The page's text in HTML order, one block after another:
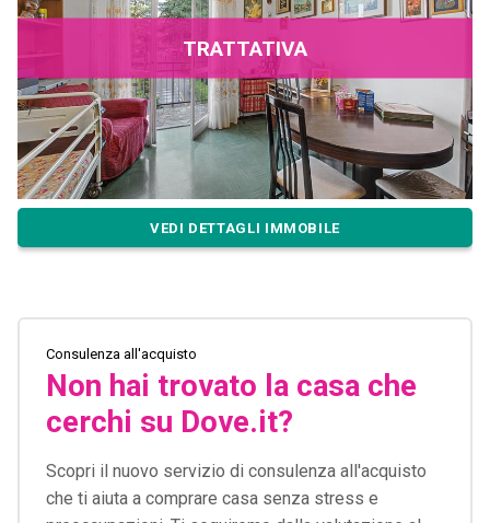
TRATTATIVA
VEDI DETTAGLI IMMOBILE
Consulenza all'acquisto
Non hai trovato la casa che
cerchi su Dove.it?
Scopri il nuovo servizio di consulenza all'acquisto
che ti aiuta a comprare casa senza stress e